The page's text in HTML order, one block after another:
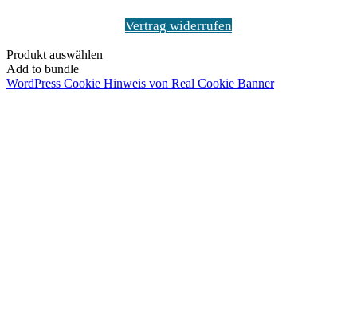
Vertrag widerrufen
Produkt auswählen
Add to bundle
WordPress Cookie Hinweis von Real Cookie Banner